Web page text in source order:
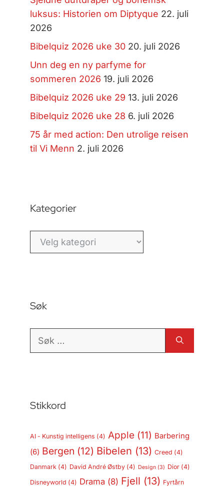
luksus: Historien om Diptyque 22. juli
2026
Bibelquiz 2026 uke 30 20. juli 2026
Unn deg en ny parfyme for
sommeren 2026 19. juli 2026
Bibelquiz 2026 uke 29 13. juli 2026
Bibelquiz 2026 uke 28 6. juli 2026
75 år med action: Den utrolige reisen
til Vi Menn 2. juli 2026
Kategorier
Kategorier
Søk
Søk
Stikkord
AI - Kunstig intelligens (4) Apple (11) Barbering
(6) Bergen (12) Bibelen (13) Creed (4)
Danmark (4) David André Østby(4) Design(3) Dior(4)
Disneyworld (4) Drama (8) Fjell (13) Fyrtårn